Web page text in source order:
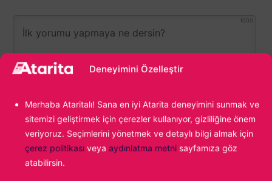
Deneyimini Özelleştir
Merhaba Ataritalı! Sana en iyi Atarita deneyimini sunmak ve
sitemizi geliştirmek için çerezler kullanıyor, gizliliğine önem
veriyoruz. Seçimlerini yönetmek ve detaylı bilgi almak için
çerez politikası veya aydınlatma metni sayfamıza göz
atabilirsin.
1000
YORUM